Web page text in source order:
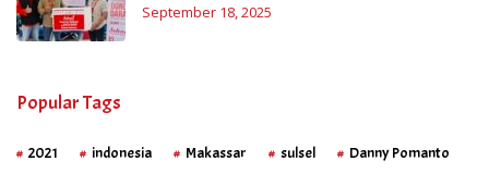
September 18, 2025
Popular Tags
2021 indonesia Makassar sulsel Danny Pomanto